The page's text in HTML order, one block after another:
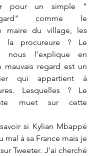
pour un simple "
comme le
maire du village, les
la procureure ? Le
nous l'explique en
mauvais regard est un
qui appartient à
Lesquelles ? Le
muet sur cette
si Kylian Mbappé
mal à sa France mais je
Tweeter. J'ai cherché